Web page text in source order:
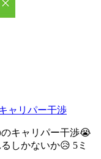
ャリパー干渉
キャリパー干渉😭
しかないか😥 5ミ